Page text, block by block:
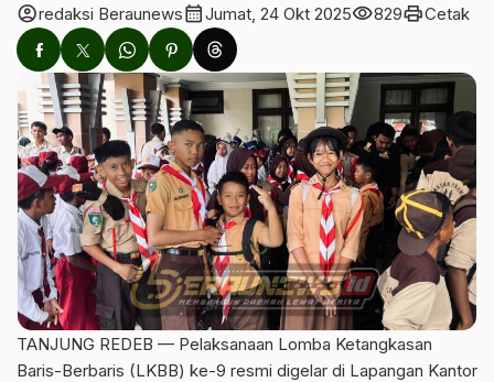
account_circleredaksi Beraunewscalendar_monthJumat, 24 Okt 2025visibility829printCetak
TANJUNG REDEB — Pelaksanaan Lomba Ketangkasan
Baris-Berbaris (LKBB) ke-9 resmi digelar di Lapangan Kantor